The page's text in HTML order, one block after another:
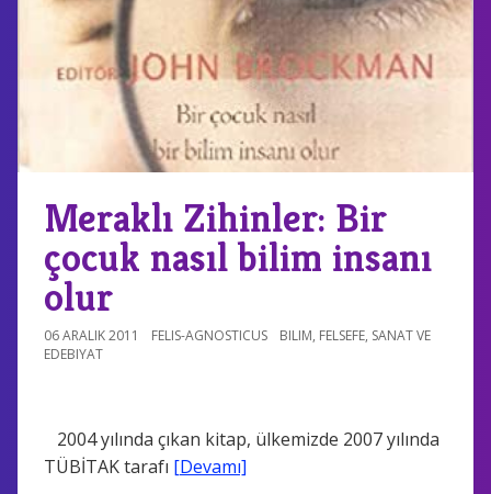
Meraklı Zihinler: Bir
çocuk nasıl bilim insanı
olur
06 ARALIK 2011 FELIS-AGNOSTICUS BILIM, FELSEFE, SANAT VE
EDEBIYAT
2004 yılında çıkan kitap, ülkemizde 2007 yılında
TÜBİTAK tarafı [Devamı]